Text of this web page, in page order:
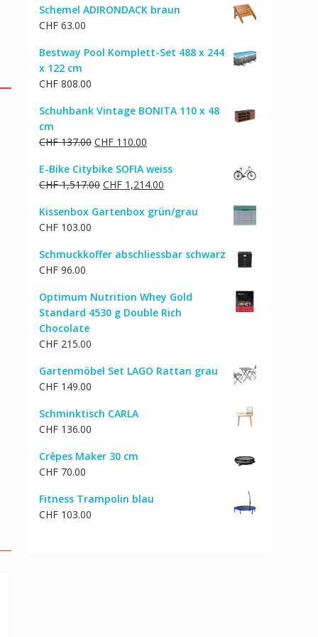
Schemel ADIRONDACK braun
CHF 63.00
Bestway Pool Komplett-Set 488 x 244
x 122 cm
CHF 808.00
Schuhbank Vintage BONITA 110 x 48
cm
CHF137.00 Ursprünglicher
war:
CHF 137.00
CHF 110.00
ist:
CHF 110.00.
E-Bike Citybike SOFIA weiss
CHF1,517.00 Ursprünglicher
war:
CHF 1,214.00
ist:
Kissenbox Gartenbox grün/grau
CHF 103.00
Schmuckkoffer abschliessbar schwarz
CHF 96.00
Optimum Nutrition Whey Gold
Standard 4530 g Double Rich
Chocolate
CHF 215.00
Gartenmöbel Set LAGO Rattan grau
CHF 149.00
Schminktisch CARLA
CHF 136.00
Crêpes Maker 30 cm
CHF 70.00
Fitness Trampolin blau
CHF 103.00